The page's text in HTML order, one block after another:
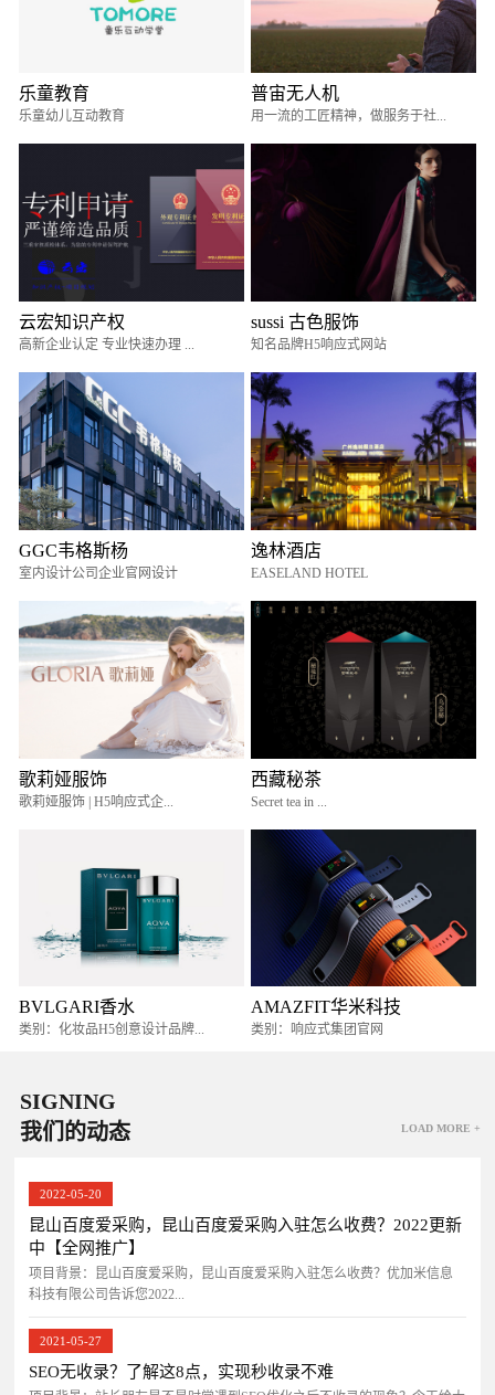
乐童教育
乐童幼儿互动教育
普宙无人机
用一流的工匠精神，做服务于社...
云宏知识产权
高新企业认定 专业快速办理 ...
sussi 古色服饰
知名品牌H5响应式网站
GGC韦格斯杨
室内设计公司企业官网设计
逸林酒店
EASELAND HOTEL
歌莉娅服饰
歌莉娅服饰 | H5响应式企...
西藏秘茶
Secret tea in ...
BVLGARI香水
类别：化妆品H5创意设计品牌...
AMAZFIT华米科技
类别：响应式集团官网
SIGNING
我们的动态
LOAD MORE +
2022-05-20
昆山百度爱采购，昆山百度爱采购入驻怎么收费？2022更新
中【全网推广】
项目背景：昆山百度爱采购，昆山百度爱采购入驻怎么收费？优加米信息
科技有限公司告诉您2022...
2021-05-27
SEO无收录？了解这8点，实现秒收录不难